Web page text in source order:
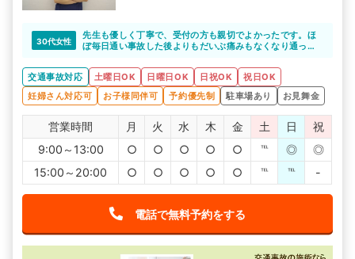
30代女性
先生も優しく丁寧で、受付の方も親切でよかったです。ほ
ぼ毎日通い事故した後よりもだいぶ痛みもなくなり通って
交通事故対応
土曜日OK 日曜日OK 日祝OK
祝日OK
妊婦さん対応可
お子様同伴可 予約優先制 駐車場あり お見舞金
営業時間 月 火 水 木 金 土 日
祝
9:00～13:00
○ ○ ○ ○ ○ ℡ ◎
◎
15:00～20:00
○ ○ ○ ○ ○ ℡ ℡ -
電話で無料予約をする